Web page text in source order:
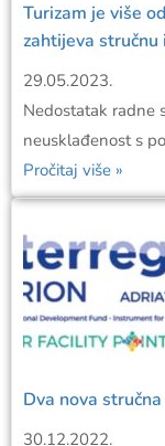
Turizam je više
zahtijeva
29.05.2023.
Nedostatak radne
neusklađenost s
Pročitaj više »
Dva nova
30.12.2022.